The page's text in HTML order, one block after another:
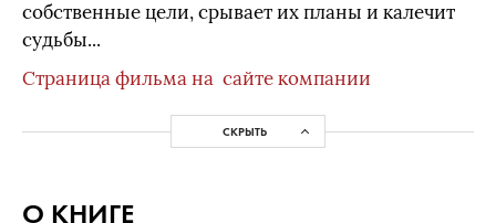
собственные цели, срывает их планы и калечит
судьбы...
Страница фильма на сайте компании
СКРЫТЬ
О КНИГЕ